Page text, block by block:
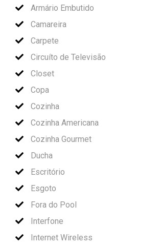
Armário Embutido
Camareira
Carpete
Circuíto de Televisão
Closet
Copa
Cozinha
Cozinha Americana
Cozinha Gourmet
Ducha
Escritório
Esgoto
Fora do Pool
Interfone
Internet Wireless